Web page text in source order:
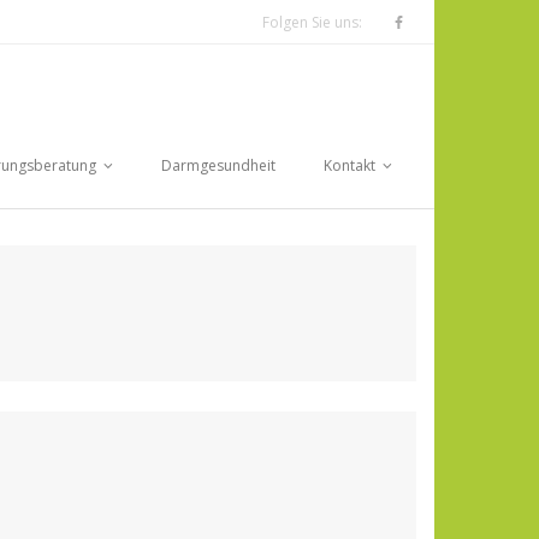
Folgen Sie uns:
Darmgesundheit Kontakt